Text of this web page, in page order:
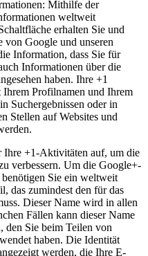
Mithilfe der
weltweit
erhalten Sie und
von Google und unseren
Information, dass Sie für
Informationen über die
haben. Ihre +1
Profilnamen und Ihrem
Suchergebnissen oder in
Stellen auf Websites und
Ihre +1-Aktivitäten auf, um die
verbessern. Um die Google+-
Sie ein weltweit
das zumindest den für das
Dieser Name wird in allen
Fällen kann dieser Name
den Sie beim Teilen von
haben. Die Identität
werden, die Ihre E-